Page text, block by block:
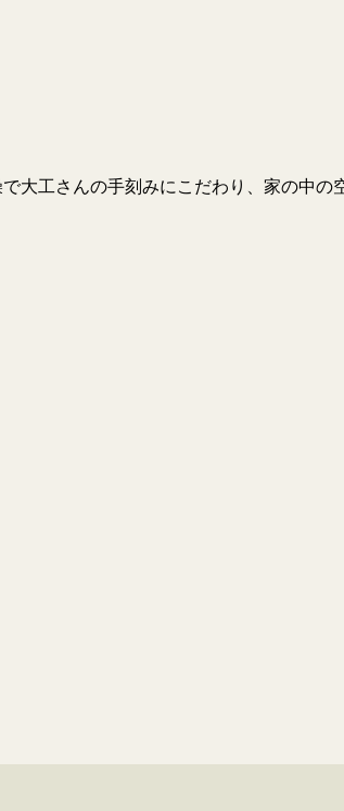
工さんの手刻みにこだわり、家の中の